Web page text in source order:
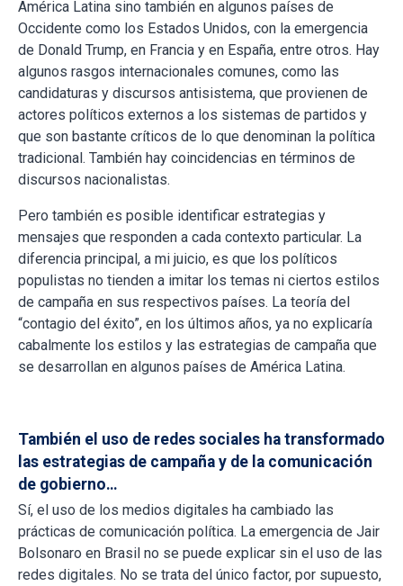
América Latina sino también en algunos países de
Occidente como los Estados Unidos, con la emergencia
de Donald Trump, en Francia y en España, entre otros. Hay
algunos rasgos internacionales comunes, como las
candidaturas y discursos antisistema, que provienen de
actores políticos externos a los sistemas de partidos y
que son bastante críticos de lo que denominan la política
tradicional. También hay coincidencias en términos de
discursos nacionalistas.
Pero también es posible identificar estrategias y
mensajes que responden a cada contexto particular. La
diferencia principal, a mi juicio, es que los políticos
populistas no tienden a imitar los temas ni ciertos estilos
de campaña en sus respectivos países. La teoría del
“contagio del éxito”, en los últimos años, ya no explicaría
cabalmente los estilos y las estrategias de campaña que
se desarrollan en algunos países de América Latina.
También el uso de redes sociales ha transformado
las estrategias de campaña y de la comunicación
de gobierno…
Sí, el uso de los medios digitales ha cambiado las
prácticas de comunicación política. La emergencia de Jair
Bolsonaro en Brasil no se puede explicar sin el uso de las
redes digitales. No se trata del único factor, por supuesto,